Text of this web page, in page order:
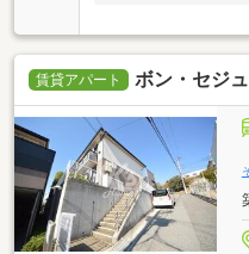
賃貸アパート ボン・セジ